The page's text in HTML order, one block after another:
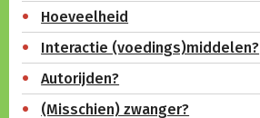
Hoeveelheid
Interactie (voedings)middelen?
Autorijden?
(Misschien) zwanger?